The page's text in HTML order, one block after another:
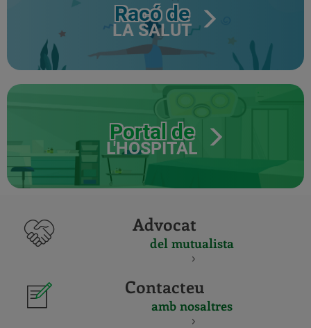
Racó de
LA SALUT
Portal de
L'HOSPITAL
Advocat
del mutualista
Contacteu
amb nosaltres